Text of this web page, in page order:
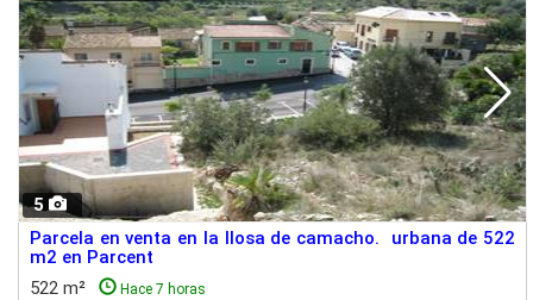
5
Parcela en venta en la llosa de camacho. urbana de 522
m2 en Parcent
522 m²
Hace 7 horas